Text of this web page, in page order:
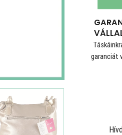
garanciát